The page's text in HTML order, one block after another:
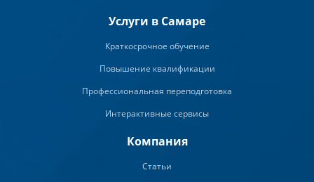
Услуги в Самаре
Краткосрочное обучение
Повышение квалификации
Профессиональная переподготовка
Интерактивные сервисы
Компания
Статьи